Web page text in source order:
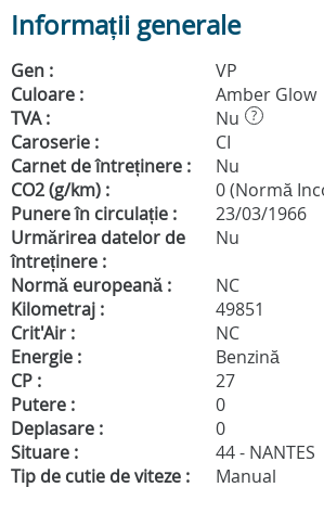
Informații generale
Gen :
VP
Culoare :
Amber Glow
TVA :
Nu ?
Caroserie :
CI
Carnet de întreținere :
Nu
CO2 (g/km) :
0 (Normă
Punere în circulație :
23/03/1966
Urmărirea datelor de
întreținere :
Nu
Normă europeană :
NC
Kilometraj :
49851
Crit'Air :
NC
Energie :
Benzină
CP :
27
Putere :
0
Deplasare :
0
Situare :
44 - NANTES
Tip de cutie de viteze :
Manual